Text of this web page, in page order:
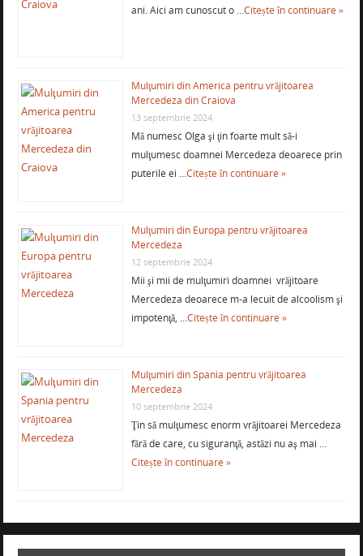
ani. Aici am cunoscut o …Citește în continuare »
Mulţumiri din America pentru vrăjitoarea
Mercedeza din Craiova
13 septembrie 2024
Mă numesc Olga şi ţin foarte mult să-i
mulţumesc doamnei Mercedeza deoarece prin
puterile ei …Citește în continuare »
Mulţumiri din Europa pentru vrăjitoarea
Mercedeza
12 septembrie 2024
Mii şi mii de mulţumiri doamnei vrăjitoare
Mercedeza deoarece m-a lecuit de alcoolism şi
impotenţă, …Citește în continuare »
Mulţumiri din Spania pentru vrăjitoarea
Mercedeza
10 septembrie 2024
Ţin să mulţumesc enorm vrăjitoarei Mercedeza
fără de care, cu siguranţă, astăzi nu aş mai …
Citește în continuare »